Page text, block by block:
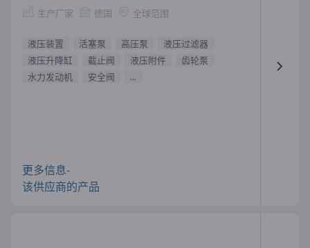
生产厂家 德国 全球范围
液压装置 活塞泵 高压泵
液压过滤器
液压升降缸
截止阀 液压附件
齿轮泵
水力发动机
安全阀 ...
更多信息-
该供应商的产品